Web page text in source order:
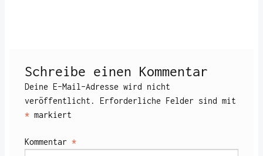
Schreibe einen Kommentar
Deine E-Mail-Adresse wird nicht
veröffentlicht.
Erforderliche Felder sind mit
* markiert
Kommentar *